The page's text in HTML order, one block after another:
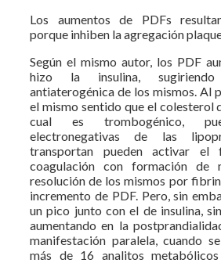
Los aumentos de PDFs
porque inhiben la agregación
Según el mismo autor, los PDF
hizo la insulina,
antiaterogénica de los mismos. Al
el mismo sentido que el colesterol
cual es trombogénico,
electronegativas de las
transportan pueden activar
coagulación con formación de
resolución de los mismos por
incremento de PDF. Pero, sin
un pico junto con el de insulina,
aumentando en la
manifestación paralela, cuando
más de 16 analitos